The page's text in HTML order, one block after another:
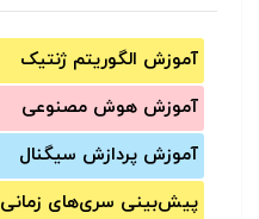
آموزش الگوریتم ژنتیک
آموزش‌ هوش مصنوعی
آموزش‌ پردازش سیگنال
پیش‌‌بینی سری‌‌های زمانی